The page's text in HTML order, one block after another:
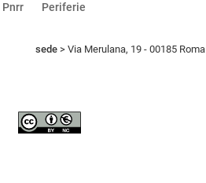
Pnrr Periferie
sede > Via Merulana, 19 - 00185 Roma